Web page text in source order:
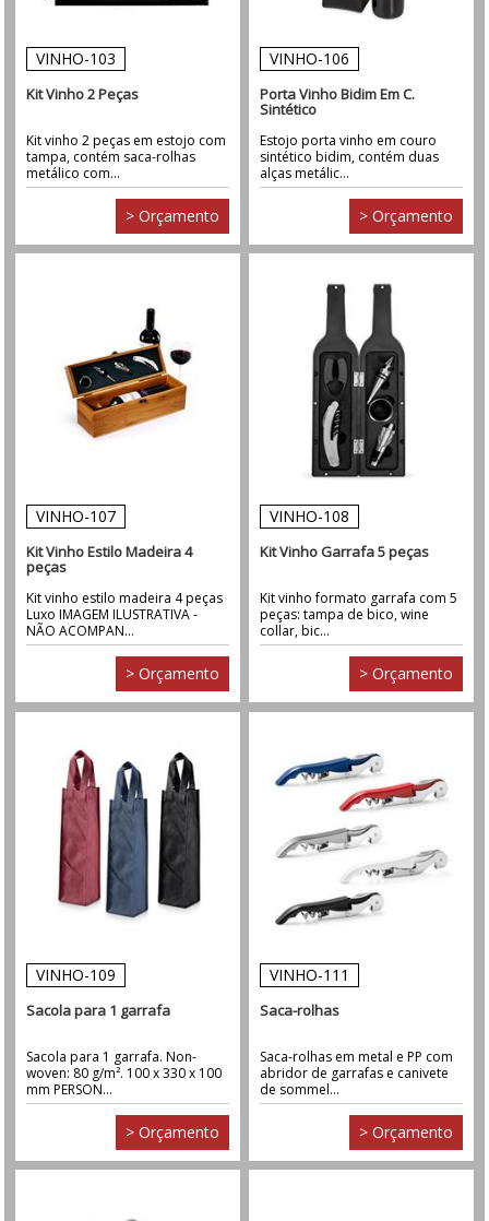
VINHO-103
Kit Vinho 2 Peças
Kit vinho 2 peças em estojo com
tampa, contém saca-rolhas
metálico com...
> Orçamento
VINHO-106
Porta Vinho Bidim Em C.
Sintético
Estojo porta vinho em couro
sintético bidim, contém duas
alças metálic...
> Orçamento
VINHO-107
Kit Vinho Estilo Madeira 4
peças
Kit vinho estilo madeira 4 peças
Luxo IMAGEM ILUSTRATIVA -
NÃO ACOMPAN...
> Orçamento
VINHO-108
Kit Vinho Garrafa 5 peças
Kit vinho formato garrafa com 5
peças: tampa de bico, wine
collar, bic...
> Orçamento
VINHO-109
Sacola para 1 garrafa
Sacola para 1 garrafa. Non-
woven: 80 g/m². 100 x 330 x 100
mm PERSON...
> Orçamento
VINHO-111
Saca-rolhas
Saca-rolhas em metal e PP com
abridor de garrafas e canivete
de sommel...
> Orçamento